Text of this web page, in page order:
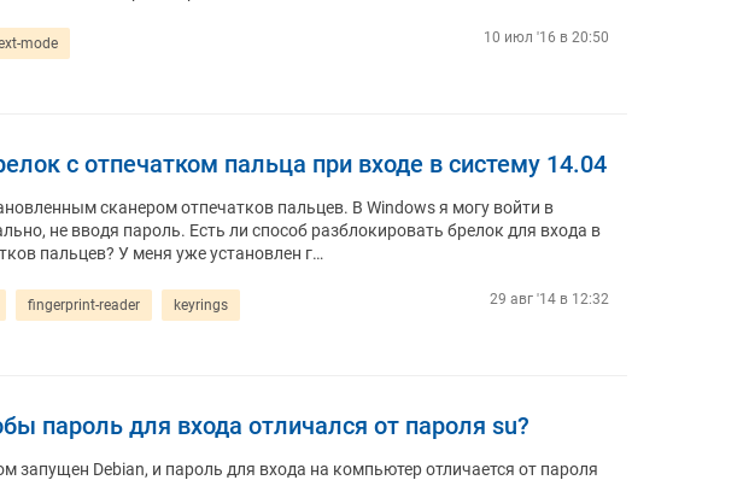
mode 10 июл '16 в 20:50
с отпечатком пальца при входе в систему 14.04
сканером отпечатков пальцев. В Windows я могу войти в
не вводя пароль. Есть ли способ разблокировать брелок для входа в
пальцев? У меня уже установлен г…
fingerprint-reader keyrings 29 авг '14 в 12:32
пароль для входа отличался от пароля su?
запущен Debian, и пароль для входа на компьютер отличается от пароля